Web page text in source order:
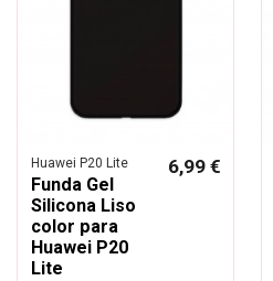
Huawei P20 Lite
Funda Gel
Silicona Liso
color para
Huawei P20
Lite
6,99 €